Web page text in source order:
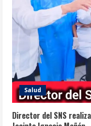
Salud
Director del SNS